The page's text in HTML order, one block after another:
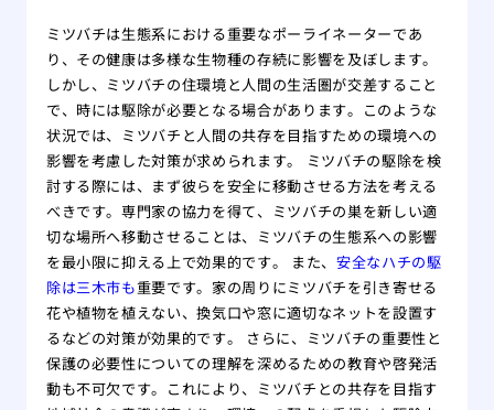
ミツバチは生態系における重要なポーライネーターであ
り、その健康は多様な生物種の存続に影響を及ぼします。
しかし、ミツバチの住環境と人間の生活圏が交差すること
で、時には駆除が必要となる場合があります。このような
状況では、ミツバチと人間の共存を目指すための環境への
影響を考慮した対策が求められます。 ミツバチの駆除を検
討する際には、まず彼らを安全に移動させる方法を考える
べきです。専門家の協力を得て、ミツバチの巣を新しい適
切な場所へ移動させることは、ミツバチの生態系への影響
を最小限に抑える上で効果的です。 また、安全なハチの駆
除は三木市も重要です。家の周りにミツバチを引き寄せる
花や植物を植えない、換気口や窓に適切なネットを設置す
るなどの対策が効果的です。 さらに、ミツバチの重要性と
保護の必要性についての理解を深めるための教育や啓発活
動も不可欠です。これにより、ミツバチとの共存を目指す